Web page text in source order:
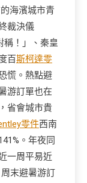
海濱城市青
裁決儀
稱！」、秦皇
百斯柯達零
慌。熱點避
游訂單也在
省會城市貴
零件西南
。年夜同
一周平易近
末避暑游訂